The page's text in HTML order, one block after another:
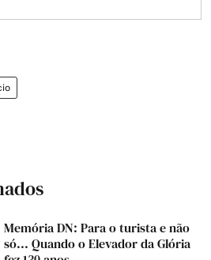
Memória DN: Para o turista e não
só... Quando o Elevador da Glória